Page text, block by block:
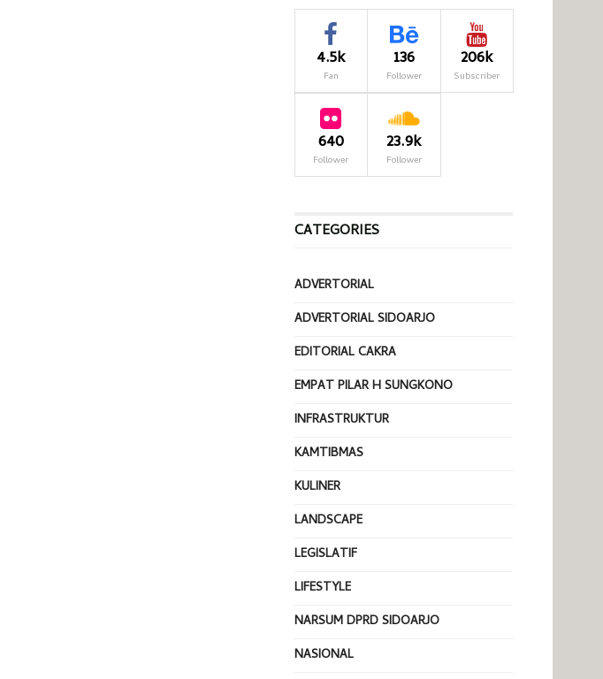
4.5k
Fan
136
Follower
206k
Subscriber
640
Follower
23.9k
Follower
CATEGORIES
ADVERTORIAL
ADVERTORIAL SIDOARJO
EDITORIAL CAKRA
EMPAT PILAR H SUNGKONO
INFRASTRUKTUR
KAMTIBMAS
KULINER
LANDSCAPE
LEGISLATIF
LIFESTYLE
NARSUM DPRD SIDOARJO
NASIONAL